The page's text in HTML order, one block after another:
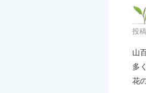
投
山
多
花